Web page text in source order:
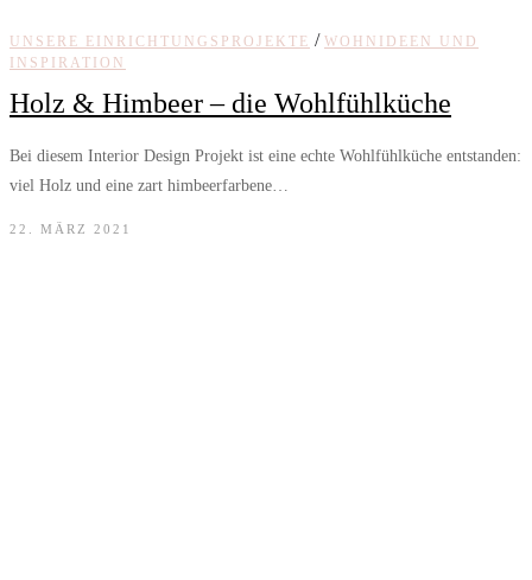
UNSERE EINRICHTUNGSPROJEKTE / WOHNIDEEN UND
INSPIRATION
Holz & Himbeer – die Wohlfühlküche
Bei diesem Interior Design Projekt ist eine echte Wohlfühlküche entstanden:
viel Holz und eine zart himbeerfarbene…
22. MÄRZ 2021